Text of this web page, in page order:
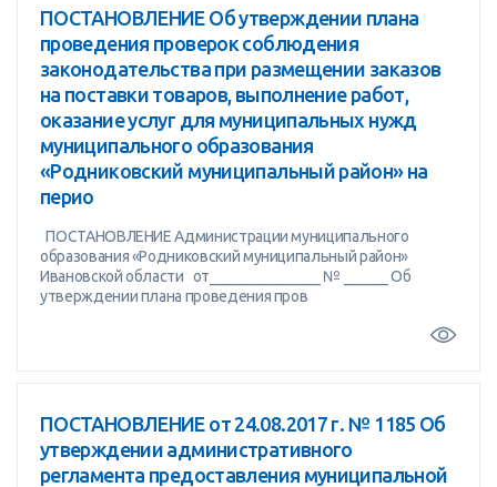
ПОСТАНОВЛЕНИЕ Об утверждении плана
проведения проверок соблюдения
законодательства при размещении заказов
на поставки товаров, выполнение работ,
оказание услуг для муниципальных нужд
муниципального образования
«Родниковский муниципальный район» на
перио
ПОСТАНОВЛЕНИЕ Администрации муниципального
образования «Родниковский муниципальный район»
Ивановской области от_______________ № ______ Об
утверждении плана проведения пров
ПОСТАНОВЛЕНИЕ от 24.08.2017 г. № 1185 Об
утверждении административного
регламента предоставления муниципальной